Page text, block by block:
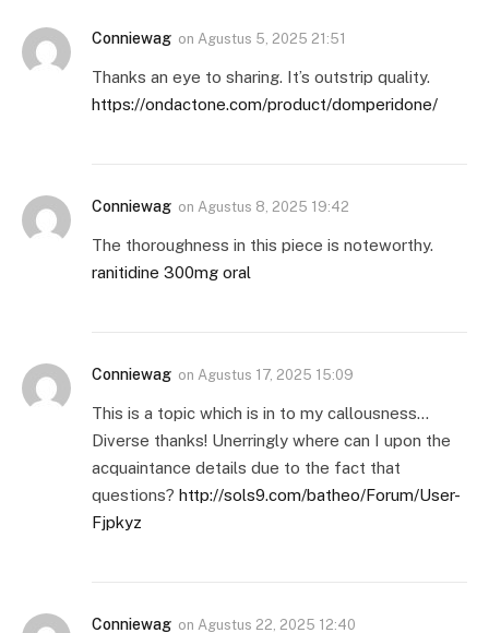
Conniewag on Agustus 5, 2025 21:51
Thanks an eye to sharing. It’s outstrip quality.
https://ondactone.com/product/domperidone/
Conniewag on Agustus 8, 2025 19:42
The thoroughness in this piece is noteworthy.
ranitidine 300mg oral
Conniewag on Agustus 17, 2025 15:09
This is a topic which is in to my callousness…
Diverse thanks! Unerringly where can I upon the
acquaintance details due to the fact that
questions? http://sols9.com/batheo/Forum/User-
Fjpkyz
Conniewag on Agustus 22, 2025 12:40